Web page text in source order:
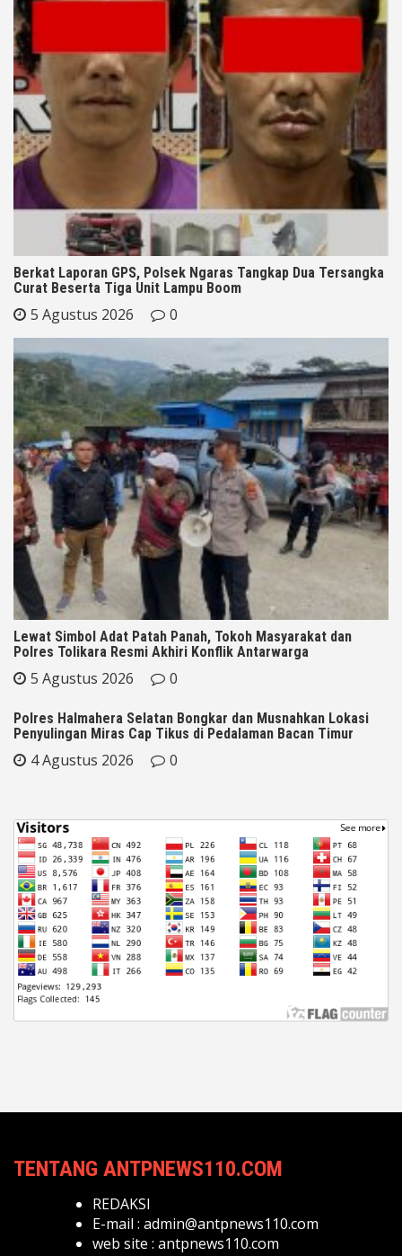
Berkat Laporan GPS, Polsek Ngaras Tangkap Dua Tersangka
Curat Beserta Tiga Unit Lampu Boom
5 Agustus 2026 0
Lewat Simbol Adat Patah Panah, Tokoh Masyarakat dan
Polres Tolikara Resmi Akhiri Konflik Antarwarga
5 Agustus 2026 0
Polres Halmahera Selatan Bongkar dan Musnahkan Lokasi
Penyulingan Miras Cap Tikus di Pedalaman Bacan Timur
4 Agustus 2026 0
TENTANG ANTPNEWS110.COM
REDAKSI
E-mail : admin@antpnews110.com
web site : antpnews110.com